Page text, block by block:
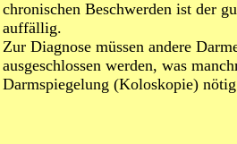
chronischen Beschwerden ist der
auffällig.
Zur Diagnose müssen andere
ausgeschlossen werden, was
Darmspiegelung (Koloskopie)